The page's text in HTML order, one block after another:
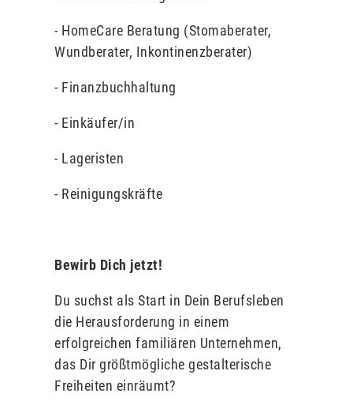
- HomeCare Beratung (Stomaberater,
Wundberater, Inkontinenzberater)
- Finanzbuchhaltung
- Einkäufer/in
- Lageristen
- Reinigungskräfte
Bewirb Dich jetzt!
Du suchst als Start in Dein Berufsleben
die Herausforderung in einem
erfolgreichen familiären Unternehmen,
das Dir größtmögliche gestalterische
Freiheiten einräumt?